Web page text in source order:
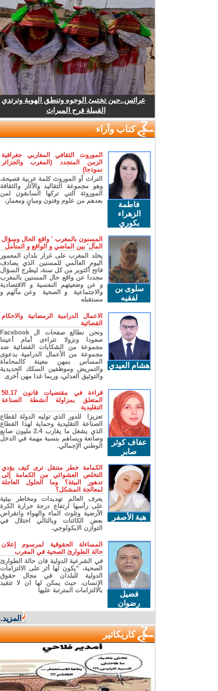
عرائس..حين تختبئ الوجوه وتنطق الهوية وترتدي
القبيلة فرح الميراث
كتاب وآراء
فاطمة
الزهراء
بكوري
الموروث الثقافي المغاربي جغرافية
الزمن المتجدد (المغرب والجزائر
نموذجا)
التراث أو الموروث كلمة عربية فصيحة،
وهو مجموعة التقاليد والآثار والثقافة
الموروثة التي تركها السابقون لمن
بعدهم من علوم وفنون ومبانٍ ومعمار،
سلوى بن
لفقيه
المسنون بالمغرب ' واقع الحال وسؤال
المآل' بين الماضي و الواقع و المتأمل
يخلد المغرب على غرار بلدان المعمور
اليوم العالمي للمسنين الذي يصادف
فاتح أكتوبر من كل سنة، ليطرح السؤال
مجددا عن واقع حال المسنين بالمغرب
و عن وضعيتهم النفسية و الاقتصادية
والاجتماعية و الصحية وعن مآلهم و
مستقبله
هشام العيدي
الاعمال الدرامية الرمضانية والاحكام
القضائية
ونحن نطالع صفحات ال Facebook
صعودا ونزولا تتراءى أمام أعيننا
مجموعة من الشكايات القضائية ضد
مجموعة من الأعمال الدرامية بدعوى
المساس بمهن معينة كالمحاماة
والتمريض وموظفين السكك الحديدية
والتوثيق العدلي، وربما غدا مهن أخرى
عفاف كوثر
صابر
قراءة في مقتضيات قانون 50.17
المتعلق بمزاولة أنشطة الصناعة
التقليدية
تعزيزا للدور الذي توليه الدولة لقطاع
الصناعة التقليدية وحماية لهذا القطاع
الذي يشغل ما يقارب 2.4 مليون صانع
وصانعة ويساهم بنسبة مهمة في الدخل
الوطني الإجمالي.
هبة الأصفر
الكمامة خطر متنقل ترى كيف يؤدي
التخلص العشوائي من الكمامة إلى
تدهور البيئة؟ وما الحلول العاجلة
لمعالجة المشكل؟
يعرف العالم تهديدات ومخاطر بيئية
على رأسها ارتفاع درجة حرارة الكرة
الأرضية وتلوث الماء والهواء وانقراض
بعض الكائنات وبالتالي اختلال في
التوازن الايكولوجي.
فضيل
رضوان
المساءلة الحقوقية لمرسوم إعلان
حالة الطوارئ الصحية في المغرب
في الشرعية الدولية فان حالة الطوارئ
الصحية، “يكون لها أثر على الالتزامات
الدولية للبلدان في مجال حقوق
الإنسان، حيث يمكن لها ان لا تتقيد
بالالتزامات المترتبة عليها
المزيد...
كاريكاتير